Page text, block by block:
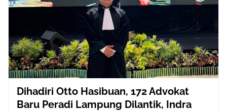
Dihadiri Otto Hasibuan, 172 Advokat
Baru Peradi Lampung Dilantik, Indra